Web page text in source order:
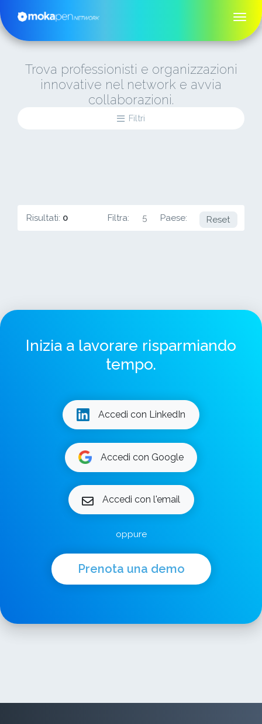
Trova professionisti e organizzazioni
innovative nel network e avvia
collaborazioni.
Filtri
Risultati: 0 Filtra: 5 Paese: BR
Reset
Inizia a lavorare risparmiando
tempo.
Accedi con LinkedIn
Accedi con Google
Accedi con l'email
oppure
Prenota una demo